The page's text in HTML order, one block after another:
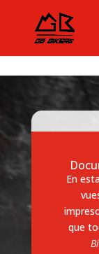
En
que